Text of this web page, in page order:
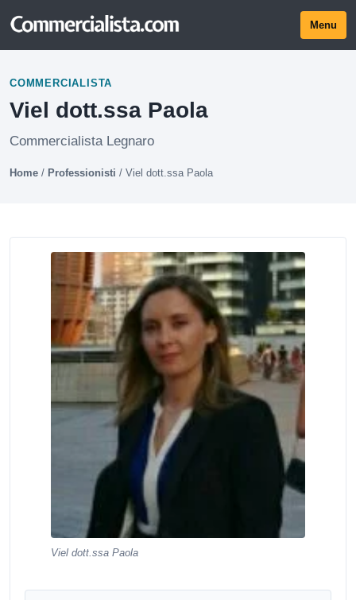
Menu
COMMERCIALISTA
Viel dott.ssa Paola
Commercialista Legnaro
Home / Professionisti / Viel dott.ssa Paola
Viel dott.ssa Paola